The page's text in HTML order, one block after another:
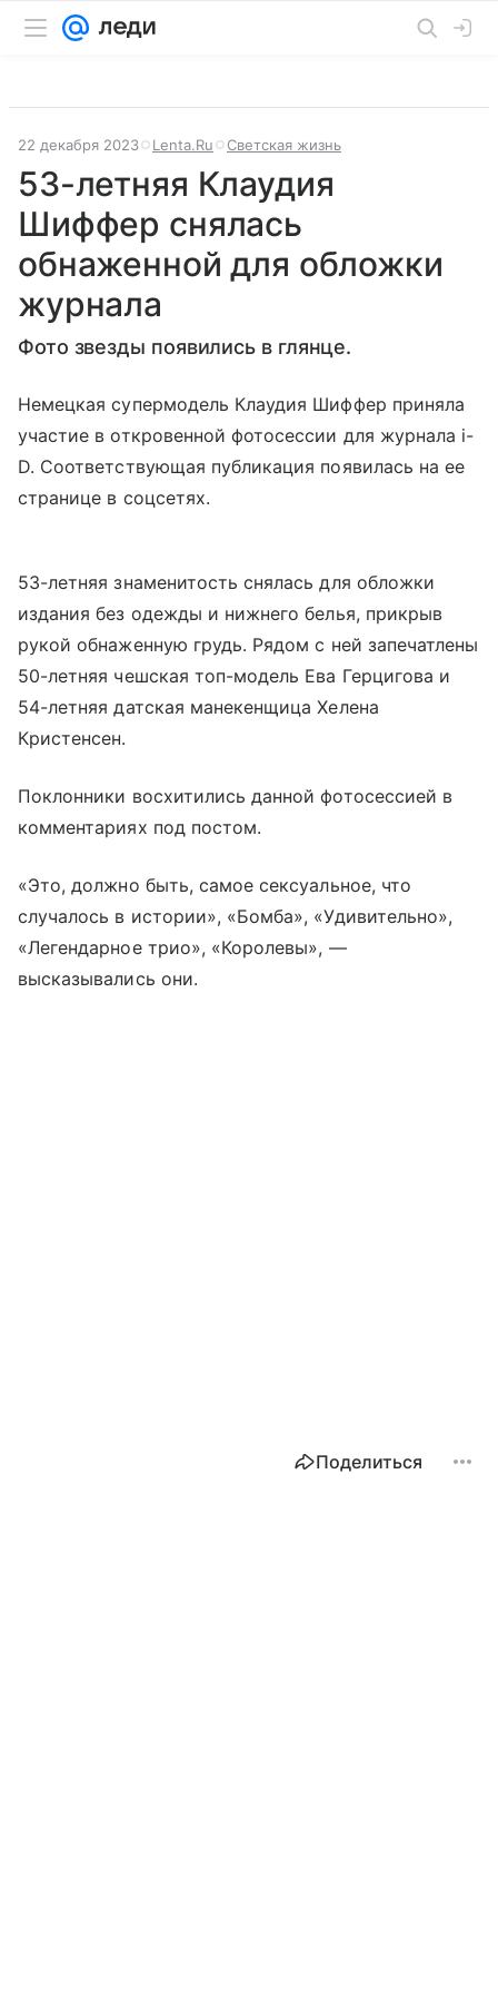
22 декабря 2023 Lenta.Ru Светская жизнь
53-летняя Клаудия
Шиффер снялась
обнаженной для обложки
журнала
Фото звезды появились в глянце.
Немецкая супермодель Клаудия Шиффер приняла
участие в откровенной фотосессии для журнала i-
D. Соответствующая публикация появилась на ее
странице в соцсетях.
53-летняя знаменитость снялась для обложки
издания без одежды и нижнего белья, прикрыв
рукой обнаженную грудь. Рядом с ней запечатлены
50-летняя чешская топ-модель Ева Герцигова и
54-летняя датская манекенщица Хелена
Кристенсен.
Поклонники восхитились данной фотосессией в
комментариях под постом.
«Это, должно быть, самое сексуальное, что
случалось в истории», «Бомба», «Удивительно»,
«Легендарное трио», «Королевы», —
высказывались они.
Поделиться